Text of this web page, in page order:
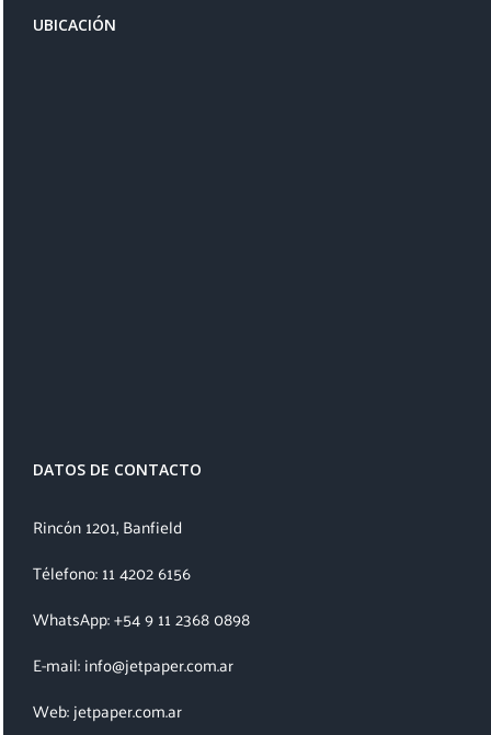
UBICACIÓN
DATOS DE CONTACTO
Rincón 1201, Banfield
Télefono: 11 4202 6156
WhatsApp: +54 9 11 2368 0898
E-mail: info@jetpaper.com.ar
Web: jetpaper.com.ar